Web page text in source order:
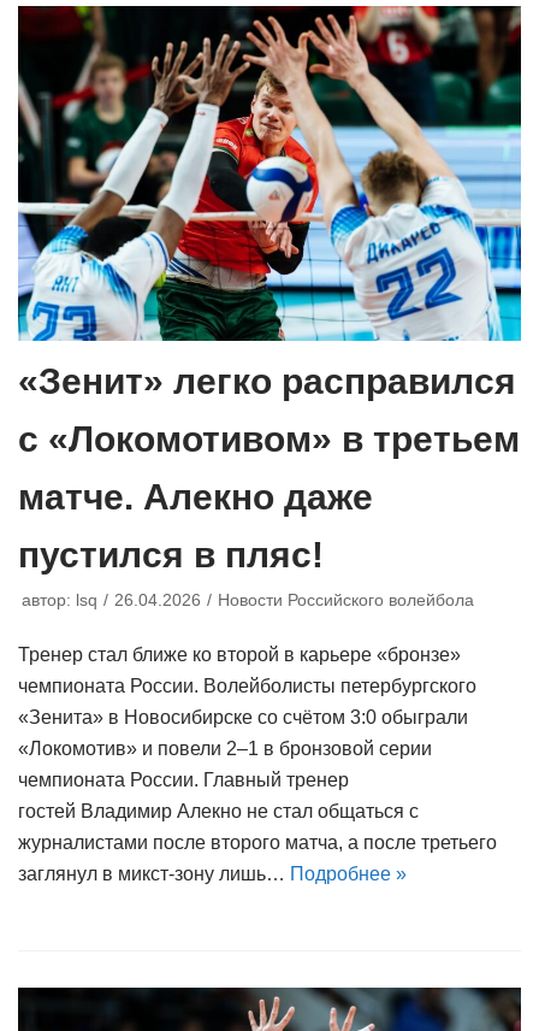
«Зенит» легко расправился
с «Локомотивом» в третьем
матче. Алекно даже
пустился в пляс!
автор: lsq 26.04.2026 Новости Российского волейбола
Тренер стал ближе ко второй в карьере «бронзе»
чемпионата России. Волейболисты петербургского
«Зенита» в Новосибирске со счётом 3:0 обыграли
«Локомотив» и повели 2–1 в бронзовой серии
чемпионата России. Главный тренер
гостей Владимир Алекно не стал общаться с
журналистами после второго матча, а после третьего
заглянул в микст-зону лишь… Подробнее »